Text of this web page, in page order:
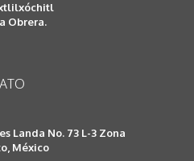
Obrera.
Landa No. 73 L-3 Zona
México